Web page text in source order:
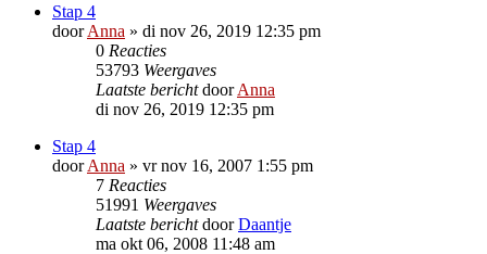
Stap 4
doorAnna » di nov 26, 2019 12:35 pm
0 Reacties
53793 Weergaves
Laatste berichtdoorAnna
di nov 26, 2019 12:35 pm
Stap 4
doorAnna » vr nov 16, 2007 1:55 pm
7 Reacties
51991 Weergaves
Laatste berichtdoorDaantje
ma okt 06, 2008 11:48 am